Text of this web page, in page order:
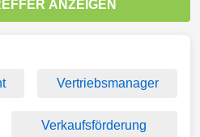
ANZEIGEN
Vertriebsmanager
Verkaufsförderung